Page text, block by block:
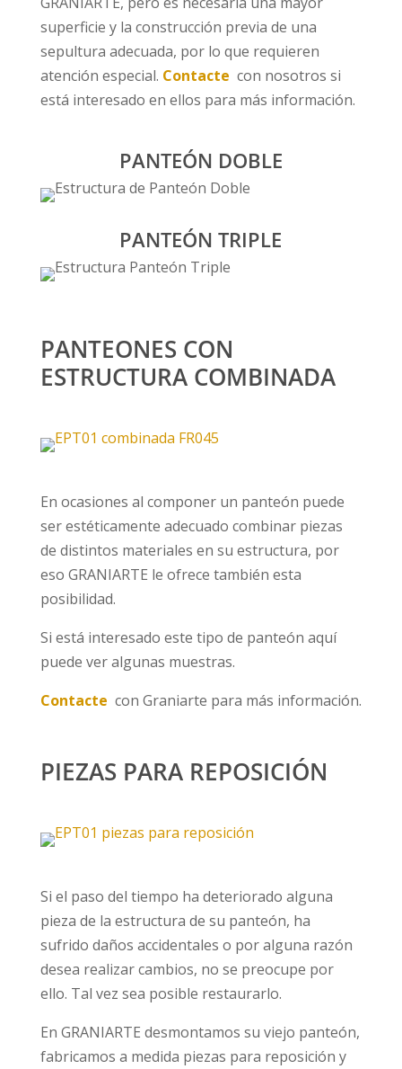
superficie y la construcción previa de una
sepultura adecuada, por lo que requieren
atención especial. Contacte con nosotros si
está interesado en ellos para más información.
PANTEÓN DOBLE
PANTEÓN TRIPLE
PANTEONES CON
ESTRUCTURA COMBINADA
En ocasiones al componer un panteón puede
ser estéticamente adecuado combinar piezas
de distintos materiales en su estructura, por
eso GRANIARTE le ofrece también esta
posibilidad.
Si está interesado este tipo de panteón aquí
puede ver algunas muestras.
Contacte con Graniarte para más información.
PIEZAS PARA REPOSICIÓN
Si el paso del tiempo ha deteriorado alguna
pieza de la estructura de su panteón, ha
sufrido daños accidentales o por alguna razón
desea realizar cambios, no se preocupe por
ello. Tal vez sea posible restaurarlo.
En GRANIARTE desmontamos su viejo panteón,
fabricamos a medida piezas para reposición y